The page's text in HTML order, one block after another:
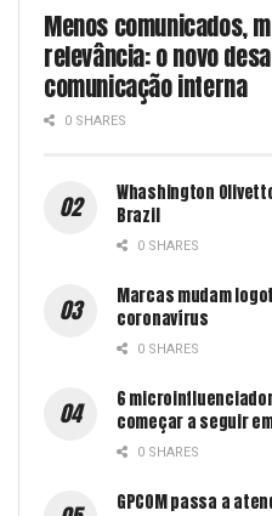
Menos comunicados,
relevância: o novo
comunicação interna
0 SHARES
Whashington
Brazil
0 SHARES
Marcas mudam
coronavírus
0 SHARES
6
começar a seguir
0 SHARES
GPCOM passa a